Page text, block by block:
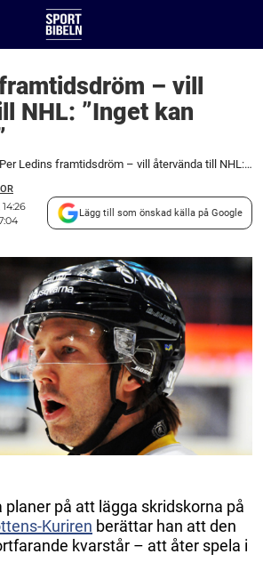
– vill
NHL: ”Inget kan
Per Ledins framtidsdröm – vill återvända till NHL: "Inget kan stoppa mig"
14:26
Lägg till som önskad källa på Google
planer på att lägga skridskorna på
Kuriren berättar han att den
kvarstår – att åter spela i